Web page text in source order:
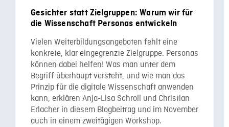
Gesichter statt Zielgruppen: Warum wir für
die Wissenschaft Personas entwickeln
Vielen Weiterbildungsangeboten fehlt eine
konkrete, klar eingegrenzte Zielgruppe. Personas
können dabei helfen! Was man unter dem
Begriff überhaupt versteht, und wie man das
Prinzip für die digitale Wissenschaft anwenden
kann, erklären Anja-Lisa Schroll und Christian
Erlacher in diesem Blogbeitrag und im November
auch in einem zweitägigen Workshop.